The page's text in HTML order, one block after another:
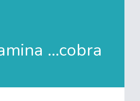
...cobra